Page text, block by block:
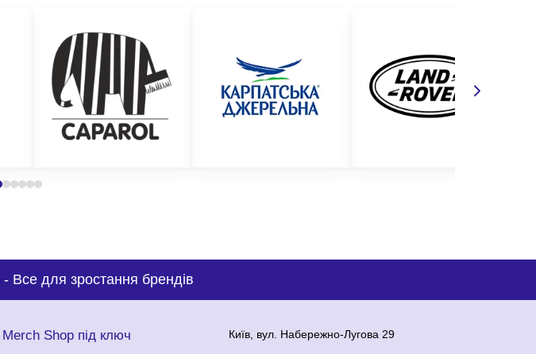
-Все для зростання брендів
Merch Shop під ключ
Київ, вул. Набережно-Лугова 29